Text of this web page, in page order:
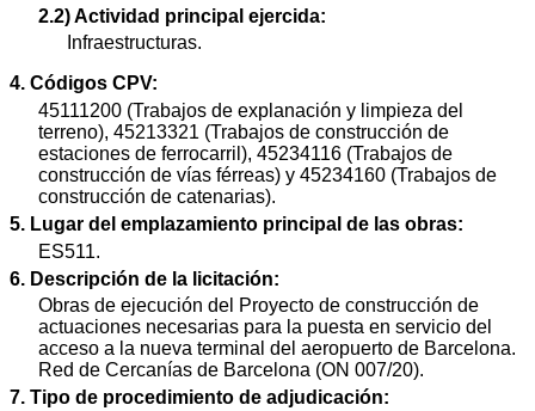
2.2) Actividad principal ejercida:
Infraestructuras.
4. Códigos CPV:
45111200 (Trabajos de explanación y limpieza del
terreno), 45213321 (Trabajos de construcción de
estaciones de ferrocarril), 45234116 (Trabajos de
construcción de vías férreas) y 45234160 (Trabajos de
construcción de catenarias).
5. Lugar del emplazamiento principal de las obras:
ES511.
6. Descripción de la licitación:
Obras de ejecución del Proyecto de construcción de
actuaciones necesarias para la puesta en servicio del
acceso a la nueva terminal del aeropuerto de Barcelona.
Red de Cercanías de Barcelona (ON 007/20).
7. Tipo de procedimiento de adjudicación: